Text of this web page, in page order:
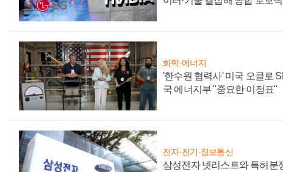
화학·에너지
'한수원 협력사' 미국 오클로
국 에너지부 "중요한 이정표"
전자·전기·정보통신
삼성전자 넷리스트와 특허분